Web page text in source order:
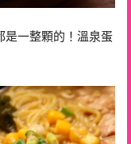
是一整顆的！溫泉蛋